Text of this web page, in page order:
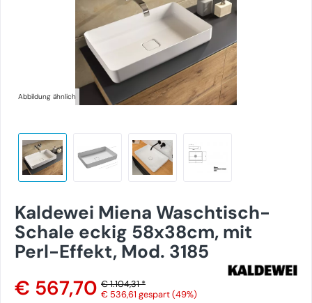
Abbildung ähnlich
Kaldewei Miena Waschtisch-
Schale eckig 58x38cm, mit
Perl-Effekt, Mod. 3185
€ 567,70 € 1.104,31 *
€ 536,61 gespart (49%)